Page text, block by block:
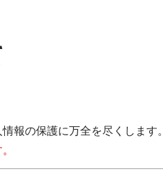
報の保護に万全を尽くします。